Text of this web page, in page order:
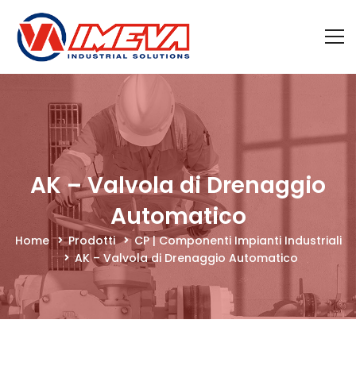
AK – Valvola di Drenaggio
Automatico
Home Prodotti
CP | Componenti Impianti Industriali
AK – Valvola di Drenaggio Automatico